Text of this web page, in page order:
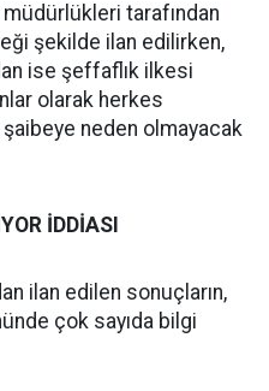
tarafından
şekilde ilan edilirken,
ise şeffaflık ilkesi
olarak herkes
neden olmayacak
İDDİASI
ilan edilen sonuçların,
çok sayıda bilgi